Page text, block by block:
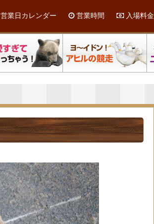
営業日カレンダー 営業時間 入場料金